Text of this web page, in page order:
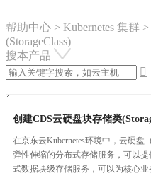
帮助中心 > Kubernetes 集群 >
(StorageClass)
搜本产品

创建CDS云硬盘块存储类
在京东云Kubernetes环境中，云硬盘
弹性伸缩的分布式存储服务，可以
式数据块级存储服务，可以为核心